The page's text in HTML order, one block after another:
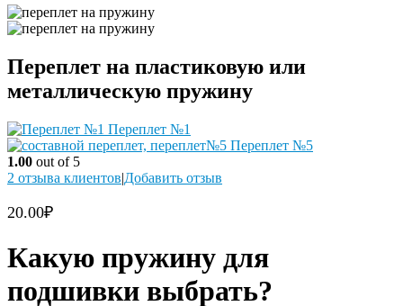
Переплет на пластиковую или
металлическую пружину
Переплет №1
Переплет №5
1.00 out of 5
2 отзыва клиентов|Добавить отзыв
20.00₽
Какую пружину для
подшивки выбрать?